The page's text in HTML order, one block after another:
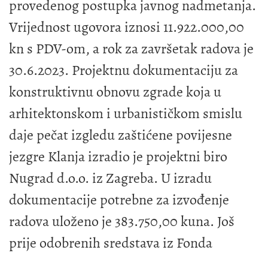
provedenog postupka javnog nadmetanja.
Vrijednost ugovora iznosi 11.922.000,00
kn s PDV-om, a rok za završetak radova je
30.6.2023. Projektnu dokumentaciju za
konstruktivnu obnovu zgrade koja u
arhitektonskom i urbanističkom smislu
daje pečat izgledu zaštićene povijesne
jezgre Klanja izradio je projektni biro
Nugrad d.o.o. iz Zagreba. U izradu
dokumentacije potrebne za izvođenje
radova uloženo je 383.750,00 kuna. Još
prije odobrenih sredstava iz Fonda